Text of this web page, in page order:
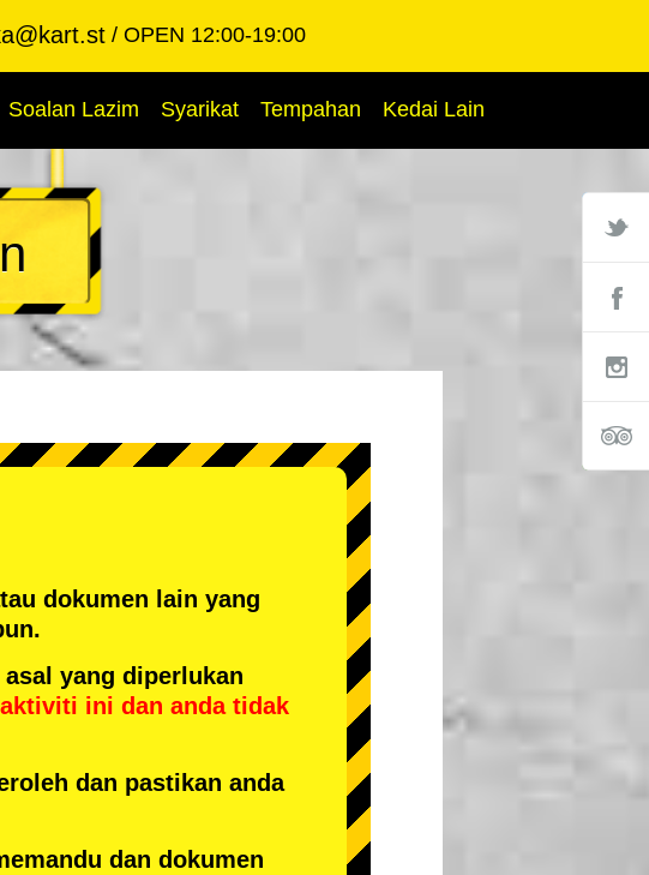
OPEN 12:00-19:00
Soalan Lazim Syarikat Tempahan Kedai Lain
dokumen lain yang
yang diperlukan
aktiviti ini dan anda tidak
dan pastikan anda
dan dokumen